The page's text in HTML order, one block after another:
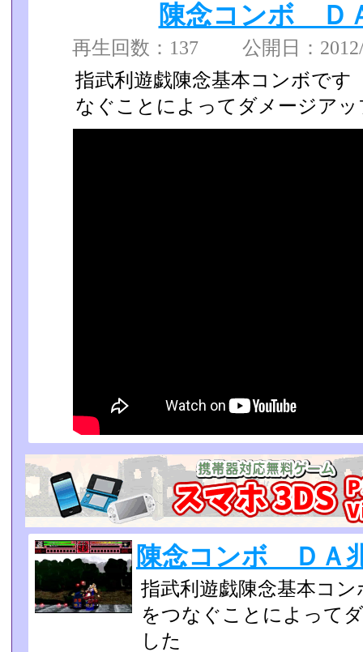
陳念コンボ Ｄ
再生回数：137 公開日：
指武利遊戯陳念基本コンボで
なぐことによってダメージア
陳念コンボ ＤＡ
指武利遊戯陳念基本コ
をつなぐことによって
した